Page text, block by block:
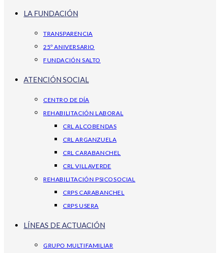
LA FUNDACIÓN
TRANSPARENCIA
25º ANIVERSARIO
FUNDACIÓN SALTO
ATENCIÓN SOCIAL
CENTRO DE DÍA
REHABILITACIÓN LABORAL
CRL ALCOBENDAS
CRL ARGANZUELA
CRL CARABANCHEL
CRL VILLAVERDE
REHABILITACIÓN PSICOSOCIAL
CRPS CARABANCHEL
CRPS USERA
LÍNEAS DE ACTUACIÓN
GRUPO MULTIFAMILIAR